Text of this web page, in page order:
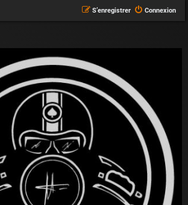
Connexion
S’enregistrer